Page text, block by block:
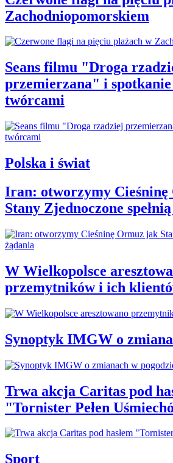
Zachodniopomorskiem
Seans filmu "Droga
przemierzana" i spotkanie
twórcami
Polska i świat
Iran: otworzymy
Stany Zjednoczone
W Wielkopolsce
przemytników i ich
Synoptyk IMGW o
Trwa akcja Caritas pod
"Tornister Pełen
Sport